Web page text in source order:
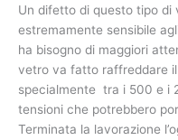
Un difetto di questo tipo di
estremamente sensibile
ha bisogno di maggiori
vetro va fatto raffreddare
specialmente tra i 500 e i
tensioni che potrebbero
Terminata la lavorazione